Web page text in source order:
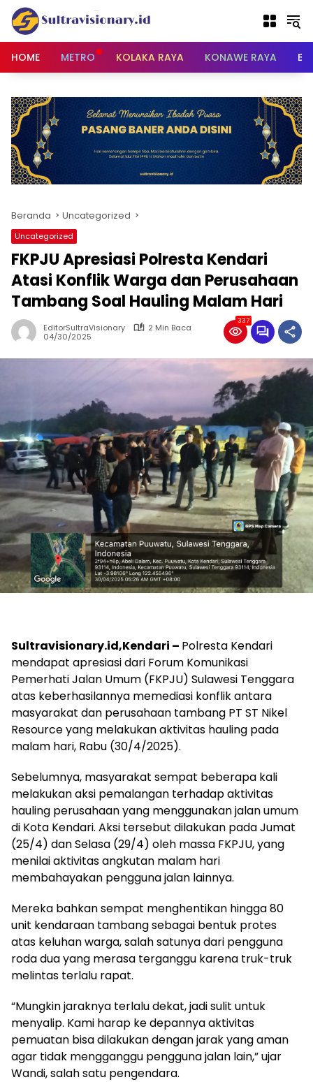
Langsung
konten
HOME
METRO KOLAKA RAYA KONAWE RAYA
Beranda Uncategorized
Uncategorized
FKPJU Apresiasi Polresta Kendari
Atasi Konflik Warga dan Perusahaan
Tambang Soal Hauling Malam Hari
EditorSultraVisionary
2 Min Baca
04/30/2025
337
Sultravisionary.id,Kendari – Polresta Kendari
mendapat apresiasi dari Forum Komunikasi
Pemerhati Jalan Umum (FKPJU) Sulawesi Tenggara
atas keberhasilannya memediasi konflik antara
masyarakat dan perusahaan tambang PT ST Nikel
Resource yang melakukan aktivitas hauling pada
malam hari, Rabu (30/4/2025).
Sebelumnya, masyarakat sempat beberapa kali
melakukan aksi pemalangan terhadap aktivitas
hauling perusahaan yang menggunakan jalan umum
di Kota Kendari. Aksi tersebut dilakukan pada Jumat
(25/4) dan Selasa (29/4) oleh massa FKPJU, yang
menilai aktivitas angkutan malam hari
membahayakan pengguna jalan lainnya.
Mereka bahkan sempat menghentikan hingga 80
unit kendaraan tambang sebagai bentuk protes
atas keluhan warga, salah satunya dari pengguna
roda dua yang merasa terganggu karena truk-truk
melintas terlalu rapat.
“Mungkin jaraknya terlalu dekat, jadi sulit untuk
menyalip. Kami harap ke depannya aktivitas
pemuatan bisa dilakukan dengan jarak yang aman
agar tidak mengganggu pengguna jalan lain,” ujar
Wandi, salah satu pengendara.